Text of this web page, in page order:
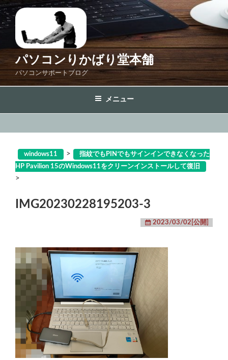
コ
ン
テ
ス
プ
パソコンりかばり堂本舗
パソコンサポートブログ
メニュー
windows11 >
指紋でもPINでもサインインできなくなった
HP Pavilion 15のWindows11をクリーンインストールして復旧
>
IMG20230228195203-3
2023/03/02[公開]